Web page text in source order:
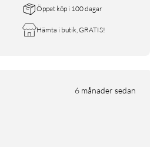
Öppet köp i 100 dagar
Hämta i butik, GRATIS!
6 månader sedan